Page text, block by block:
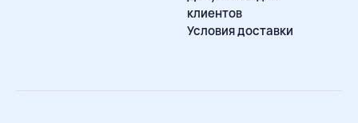
клиентов
Условия доставки